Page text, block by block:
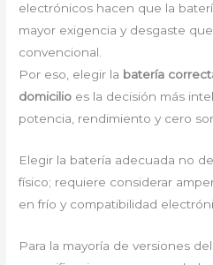
electrónicos hacen que la
mayor exigencia y desgaste
convencional.
Por eso, elegir la batería
domicilio es la decisión más
potencia, rendimiento y cero
Elegir la batería adecuada no
físico; requiere considerar
en frío y compatibilidad
Para la mayoría de versiones del